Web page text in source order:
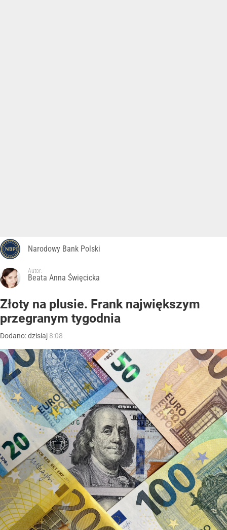
Narodowy Bank Polski
Autor:
Beata Anna Święcicka
Złoty na plusie. Frank największym
przegranym tygodnia
Dodano:dzisiaj 8:08